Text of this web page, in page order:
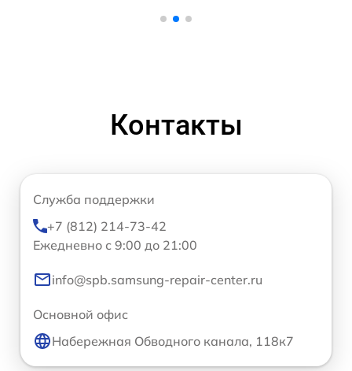
Контакты
Служба поддержки
+7 (812) 214-73-42
Ежедневно с 9:00 до 21:00
info@spb.samsung-repair-center.ru
Основной офис
Набережная Обводного канала, 118к7